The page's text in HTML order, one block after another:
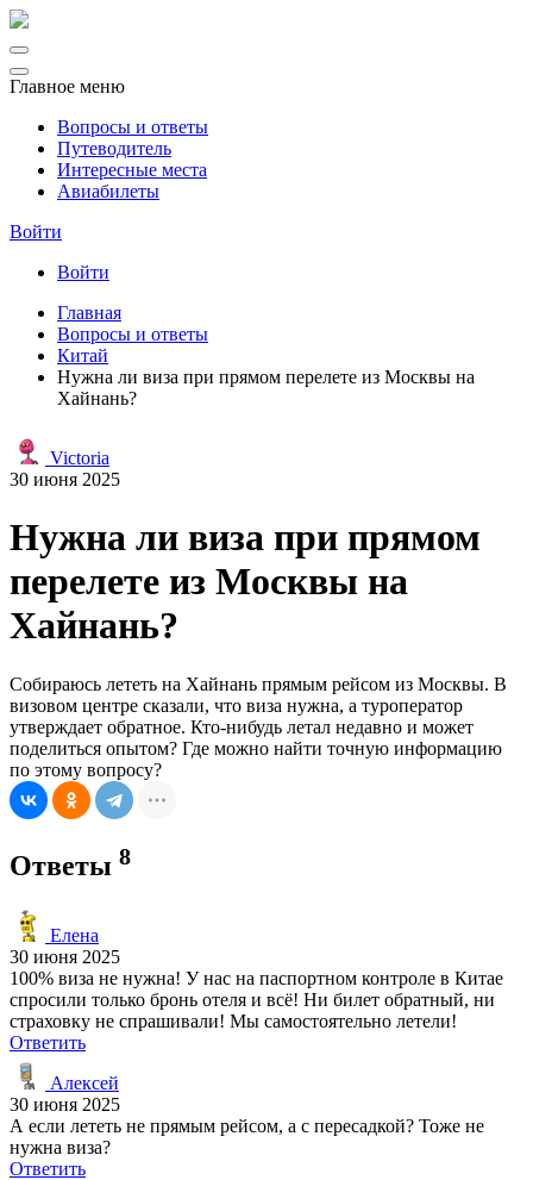
Главное меню
Вопросы и ответы
Путеводитель
Интересные места
Авиабилеты
Войти
Войти
Главная
Вопросы и ответы
Китай
Нужна ли виза при прямом перелете из Москвы на
Хайнань?
Victoria
30 июня 2025
Нужна ли виза при прямом
перелете из Москвы на
Хайнань?
Собираюсь лететь на Хайнань прямым рейсом из Москвы. В
визовом центре сказали, что виза нужна, а туроператор
утверждает обратное. Кто-нибудь летал недавно и может
поделиться опытом? Где можно найти точную информацию
по этому вопросу?
Ответы 8
Елена
30 июня 2025
100% виза не нужна! У нас на паспортном контроле в Китае
спросили только бронь отеля и всё! Ни билет обратный, ни
страховку не спрашивали! Мы самостоятельно летели!
Ответить
Алексей
30 июня 2025
А если лететь не прямым рейсом, а с пересадкой? Тоже не
нужна виза?
Ответить